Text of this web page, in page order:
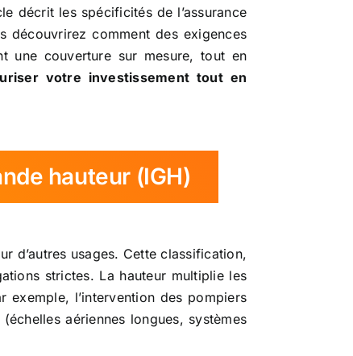
décrit les spécificités de l’assurance
découvrirez comment des exigences
une couverture sur mesure, tout en
votre investissement tout en
hauteur (IGH)
d’autres usages. Cette classification,
strictes. La hauteur multiplie les
exemple, l’intervention des pompiers
aériennes longues, systèmes